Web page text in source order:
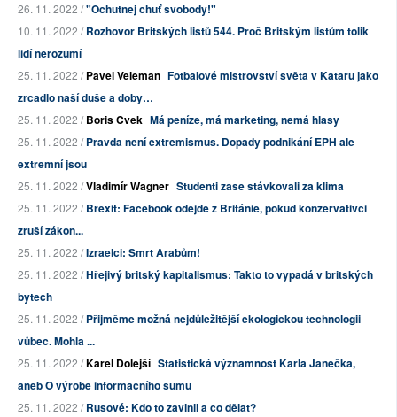
26. 11. 2022 /"Ochutnej chuť svobody!"
10. 11. 2022 /Rozhovor Britských listů 544. Proč Britským listům tolik
lidí nerozumí
25. 11. 2022 /Pavel Veleman Fotbalové mistrovství světa v Kataru jako
zrcadlo naší duše a doby…
25. 11. 2022 /Boris Cvek Má peníze, má marketing, nemá hlasy
25. 11. 2022 /Pravda není extremismus. Dopady podnikání EPH ale
extremní jsou
25. 11. 2022 /Vladimír Wagner Studenti zase stávkovali za klima
25. 11. 2022 /Brexit: Facebook odejde z Británie, pokud konzervativci
zruší zákon...
25. 11. 2022 /Izraelci: Smrt Arabům!
25. 11. 2022 /Hřejivý britský kapitalismus: Takto to vypadá v britských
bytech
25. 11. 2022 /Přijměme možná nejdůležitější ekologickou technologii
vůbec. Mohla ...
25. 11. 2022 /Karel Dolejší Statistická významnost Karla Janečka,
aneb O výrobě informačního šumu
25. 11. 2022 /Rusové: Kdo to zavinil a co dělat?